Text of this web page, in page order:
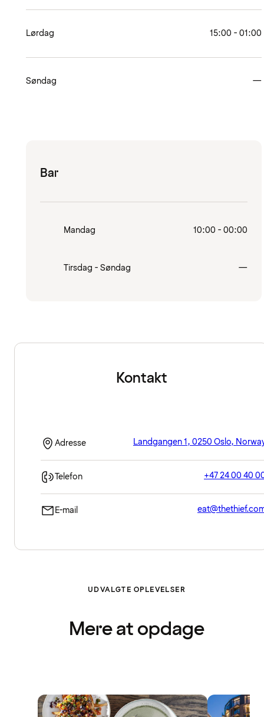
Lørdag 15:00 - 01:00
Søndag —
Bar
Mandag 10:00 - 00:00
Tirsdag - Søndag —
Kontakt
Adresse Landgangen 1, 0250 Oslo,
Telefon +47 24 00 40
E-mail
UDVALGTE OPLEVELSER
Mere at opdage